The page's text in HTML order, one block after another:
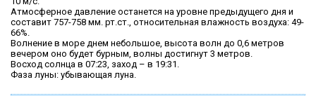
Атмосферное давление останется на уровне предыдущего дня и
составит 757-758 мм. рт.ст., относительная влажность воздуха: 49-
66%.
Волнение в море днем небольшое, высота волн до 0,6 метров
вечером оно будет бурным, волны достигнут 3 метров.
Восход солнца в 07:23, заход – в 19:31.
Фаза луны: убывающая луна.